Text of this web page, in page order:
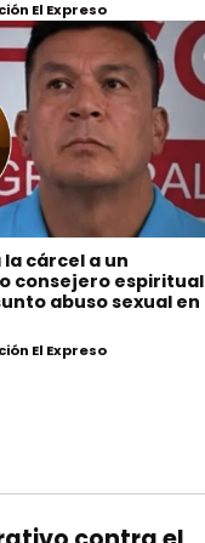
El Expreso
la cárcel a un
consejero espiritual
abuso sexual en
El Expreso